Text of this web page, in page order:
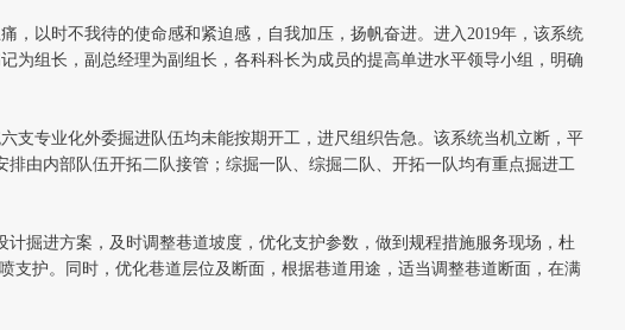
以时不我待的使命感和紧迫感，自我加压，扬帆奋进。进入2019年，该系统
为组长，副总经理为副组长，各科科长为成员的提高单进水平领导小组，明确
支专业化外委掘进队伍均未能按期开工，进尺组织告急。该系统当机立断，平
由内部队伍开拓二队接管；综掘一队、综掘二队、开拓一队均有重点掘进工
掘进方案，及时调整巷道坡度，优化支护参数，做到规程措施服务现场，杜
支护。同时，优化巷道层位及断面，根据巷道用途，适当调整巷道断面，在满